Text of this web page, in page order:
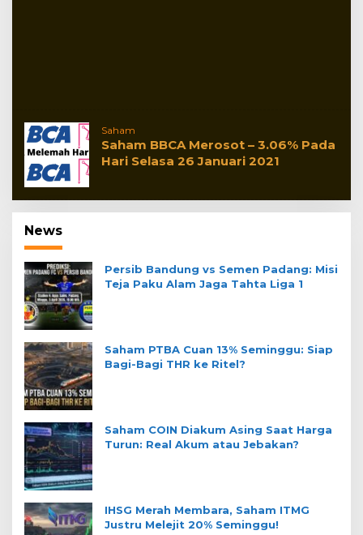
Saham
Saham BBCA Merosot – 3.06% Pada
Hari Selasa 26 Januari 2021
News
Persib Bandung vs Semen Padang: Misi
Teja Paku Alam Jaga Tahta Liga 1
Saham PTBA Cuan 13% Seminggu: Siap
Bagi-Bagi THR ke Ritel?
Saham COIN Diakum Asing Saat Harga
Turun: Real Akum atau Jebakan?
IHSG Merah Membara, Saham ITMG
Justru Melejit 20% Seminggu!